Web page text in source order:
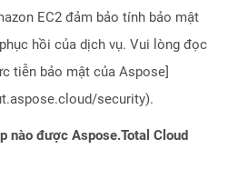
EC2 đảm bảo tính bảo mật
hồi của dịch vụ. Vui lòng đọc
tiễn bảo mật của Aspose]
security).
nào được Aspose.Total Cloud